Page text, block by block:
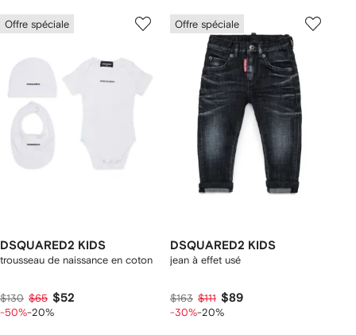
Offre spéciale
DSQUARED2 KIDS
trousseau de naissance en coton
$130 $65 $52
-50%-20%
Offre spéciale
DSQUARED2 KIDS
jean à effet usé
$163 $111 $89
-30%-20%